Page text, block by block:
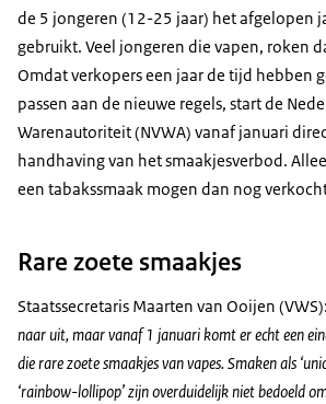
de 5 jongeren (12-25 jaar) het afgelopen
gebruikt. Veel jongeren die vapen, roken
Omdat verkopers een jaar de tijd hebben
passen aan de nieuwe regels, start de
Warenautoriteit (NVWA) vanaf januari
handhaving van het smaakjesverbod.
een tabakssmaak mogen dan nog
Rare zoete smaakjes
Staatssecretaris Maarten van Ooijen
naar uit, maar vanaf 1 januari komt er echt een
die rare zoete smaakjes vanvapes. Smaken als
‘rainbow-lollipop’ zijn overduidelijk niet bedoeld